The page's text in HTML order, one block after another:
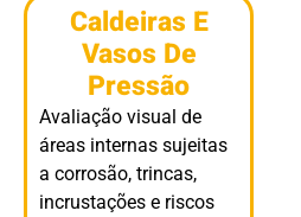
Caldeiras E
Vasos De
Pressão
Avaliação visual de
áreas internas sujeitas
a corrosão, trincas,
incrustações e riscos